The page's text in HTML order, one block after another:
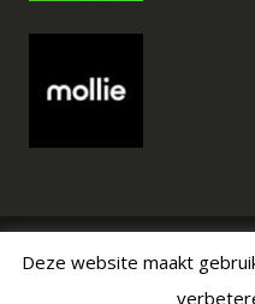
Copyright © Alle
Deze website maakt